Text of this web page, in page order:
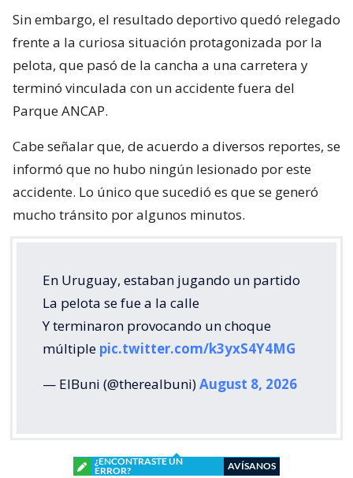
Sin embargo, el resultado deportivo quedó relegado
frente a la curiosa situación protagonizada por la
pelota, que pasó de la cancha a una carretera y
terminó vinculada con un accidente fuera del
Parque ANCAP.
Cabe señalar que, de acuerdo a diversos reportes, se
informó que no hubo ningún lesionado por este
accidente. Lo único que sucedió es que se generó
mucho tránsito por algunos minutos.
En Uruguay, estaban jugando un partido
La pelota se fue a la calle
Y terminaron provocando un choque
múltiple pic.twitter.com/k3yxS4Y4MG
— ElBuni (@therealbuni)August 8, 2026
¿ENCONTRASTE UN
ERROR?
AVÍSANOS